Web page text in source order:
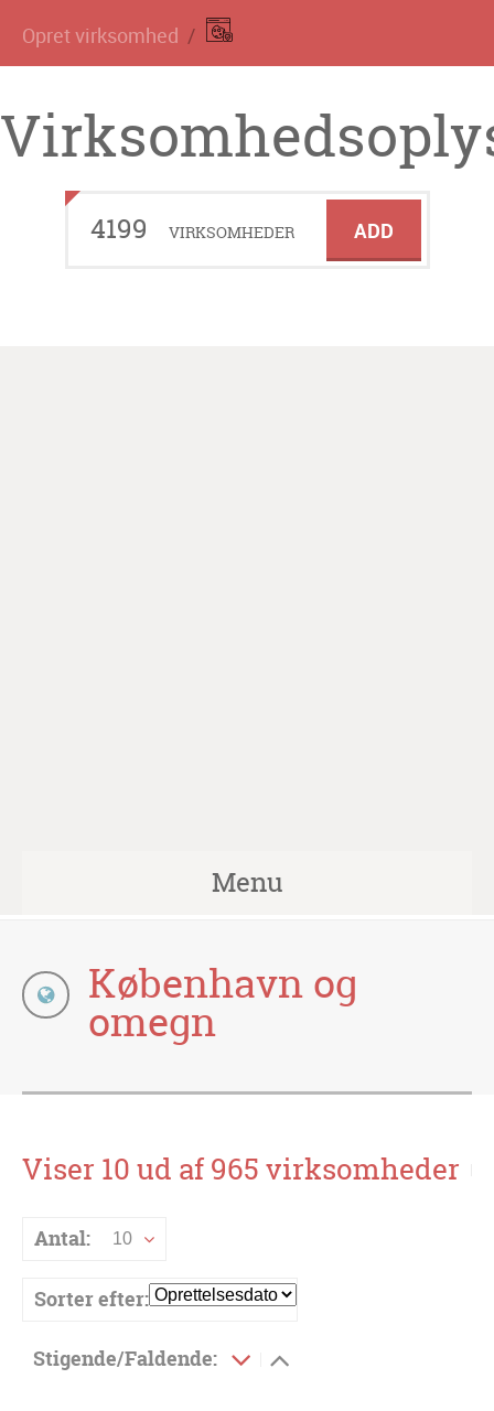
Opret virksomhed
4199 VIRKSOMHEDER ADD
Menu
København og
omegn
Viser 10 ud af 965 virksomheder
Antal: 10
Sorter efter:
Stigende/Faldende: